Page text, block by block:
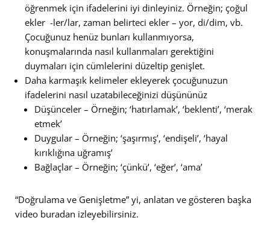
öğrenmek için ifadelerini iyi dinleyiniz. Örneğin; çoğul
ekler -ler/lar, zaman belirteci ekler – yor, di/dim, vb.
Çocuğunuz henüz bunları kullanmıyorsa,
konuşmalarında nasıl kullanmaları gerektiğini
duymaları için cümlelerini düzeltip genişlet.
Daha karmaşık kelimeler ekleyerek çocuğunuzun
ifadelerini nasıl uzatabileceğinizi düşününüz
Düşünceler – Örneğin; ‘hatırlamak’, ‘beklenti’, ‘merak
etmek’
Duygular – Örneğin; ‘şaşırmış’, ‘endişeli’, ‘hayal
kırıklığına uğramış’
Bağlaçlar – Örneğin; ‘çünkü’, ‘eğer’, ‘ama’
“Doğrulama ve Genişletme” yi, anlatan ve gösteren başka
video buradan izleyebilirsiniz.